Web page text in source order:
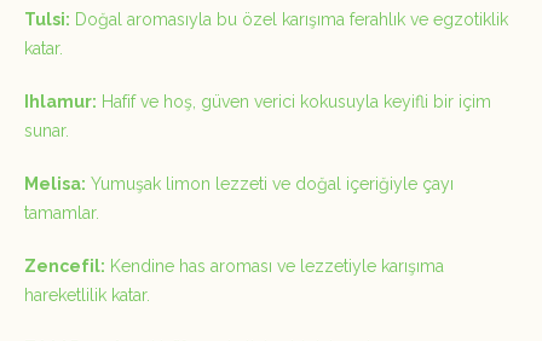
Tulsi: Doğal aromasıyla bu özel karışıma ferahlık ve egzotiklik
katar.
Ihlamur: Hafif ve hoş, güven verici kokusuyla keyifli bir içim
sunar.
Melisa: Yumuşak limon lezzeti ve doğal içeriğiyle çayı
tamamlar.
Zencefil: Kendine has aroması ve lezzetiyle karışıma
hareketlilik katar.